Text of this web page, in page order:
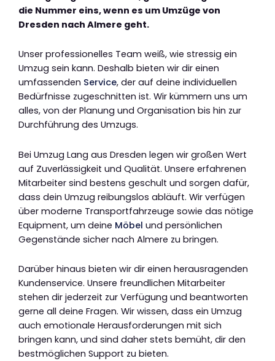
die Nummer eins, wenn es um Umzüge von
Dresden nach Almere geht.
Unser professionelles Team weiß, wie stressig ein
Umzug sein kann. Deshalb bieten wir dir einen
umfassenden Service, der auf deine individuellen
Bedürfnisse zugeschnitten ist. Wir kümmern uns um
alles, von der Planung und Organisation bis hin zur
Durchführung des Umzugs.
Bei Umzug Lang aus Dresden legen wir großen Wert
auf Zuverlässigkeit und Qualität. Unsere erfahrenen
Mitarbeiter sind bestens geschult und sorgen dafür,
dass dein Umzug reibungslos abläuft. Wir verfügen
über moderne Transportfahrzeuge sowie das nötige
Equipment, um deine Möbel und persönlichen
Gegenstände sicher nach Almere zu bringen.
Darüber hinaus bieten wir dir einen herausragenden
Kundenservice. Unsere freundlichen Mitarbeiter
stehen dir jederzeit zur Verfügung und beantworten
gerne all deine Fragen. Wir wissen, dass ein Umzug
auch emotionale Herausforderungen mit sich
bringen kann, und sind daher stets bemüht, dir den
bestmöglichen Support zu bieten.